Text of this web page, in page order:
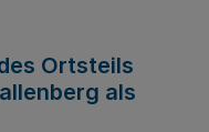
Ortsteils
als